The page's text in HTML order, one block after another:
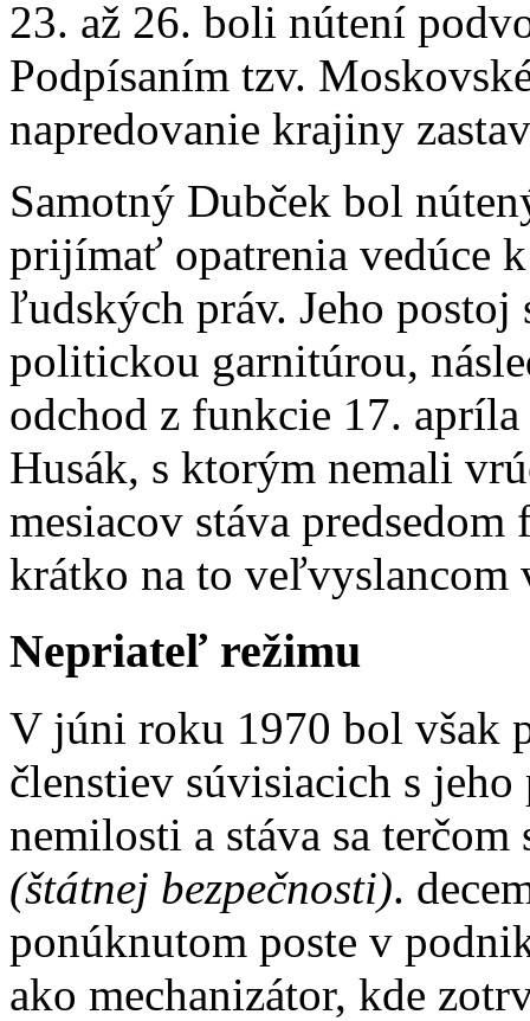
23. až 26. boli nútení
Podpísaním tzv.
napredovanie krajiny
Samotný Dubček bol
prijímať opatrenia vedúce
ľudských práv. Jeho postoj
politickou garnitúrou,
odchod z funkcie 17.
Husák, s ktorým nemali
mesiacov stáva predsedom
krátko na to veľvyslancom
Nepriateľ režimu
V júni roku 1970 bol však
členstiev súvisiacich s
nemilosti a stáva sa
(štátnej bezpečnosti).
ponúknutom poste v
ako mechanizátor, kde